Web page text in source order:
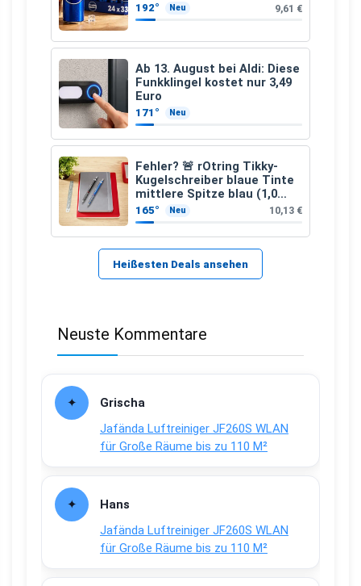
192° Neu 9,61 €
Ab 13. August bei Aldi: Diese
Funkklingel kostet nur 3,49
Euro
171° Neu
Fehler? 🚨 rOtring Tikky-
Kugelschreiber blaue Tinte
mittlere Spitze blau (1,0
mm – 12 Stück)
165° Neu 10,13 €
Heißesten Deals ansehen
Neuste Kommentare
Grischa
Jafända Luftreiniger JF260S WLAN
für Große Räume bis zu 110 M²
Hans
Jafända Luftreiniger JF260S WLAN
für Große Räume bis zu 110 M²